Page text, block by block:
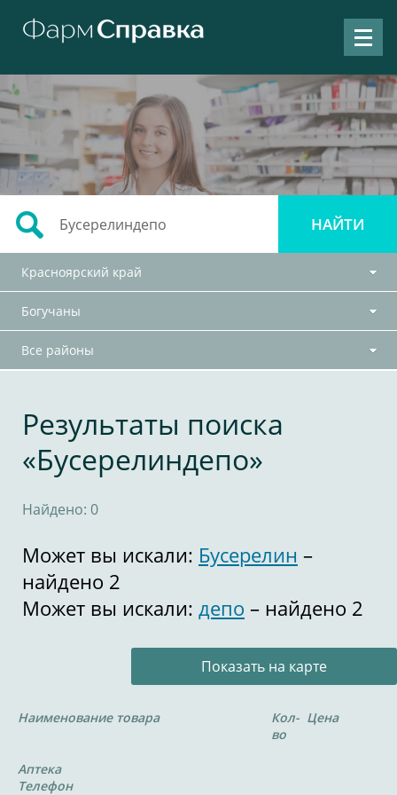
Красноярский край
Богучаны
Все районы
Результаты поиска
«Бусерелиндепо»
Найдено: 0
Может вы искали: Бусерелин –
найдено 2
Может вы искали: депо – найдено 2
Показать на карте
Наименование товара
Кол-
во
Цена
Аптека
Телефон